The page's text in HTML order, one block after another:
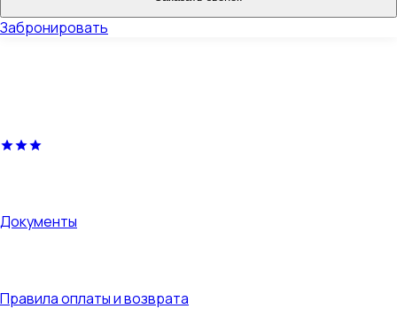
Забронировать
Документы
Правила оплаты и возврата